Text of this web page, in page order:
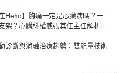
在Heho】胸痛一定是心臟病嗎？一
架？心臟科權威張其任主任解析支
診斷與消融治療趨勢：雙能量技術